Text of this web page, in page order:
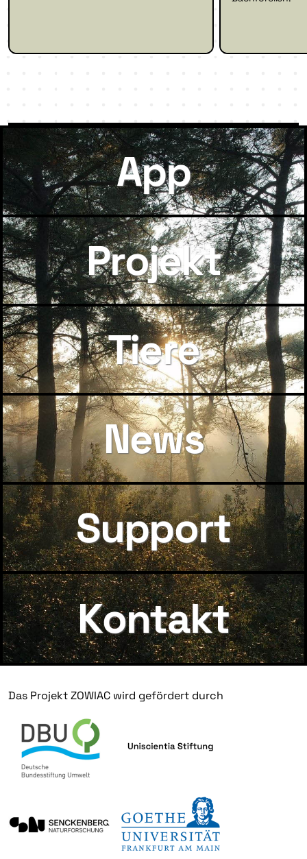
App
Projekt
Tiere
News
Support
Kontakt
Das Projekt ZOWIAC wird gefördert durch